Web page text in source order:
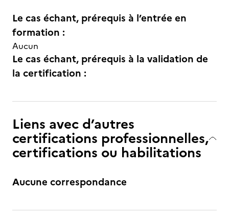
Le cas échant, prérequis à l’entrée en
formation :
Aucun
Le cas échant, prérequis à la validation de
la certification :
Liens avec d’autres
certifications professionnelles,
certifications ou habilitations
Aucune correspondance